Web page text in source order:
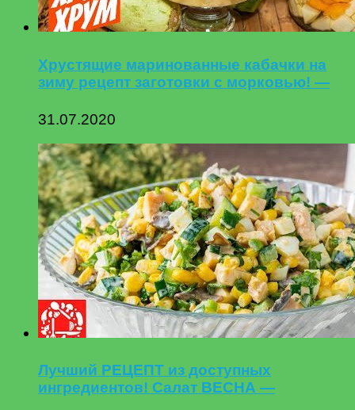
Хрустящие маринованные кабачки на
зиму рецепт заготовки с морковью! —
31.07.2020
Лучший РЕЦЕПТ из доступных
ингредиентов! Салат ВЕСНА —